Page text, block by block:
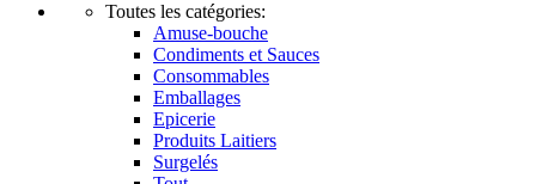
Toutes les catégories:
Amuse-bouche
Condiments et Sauces
Consommables
Emballages
Epicerie
Produits Laitiers
Surgelés